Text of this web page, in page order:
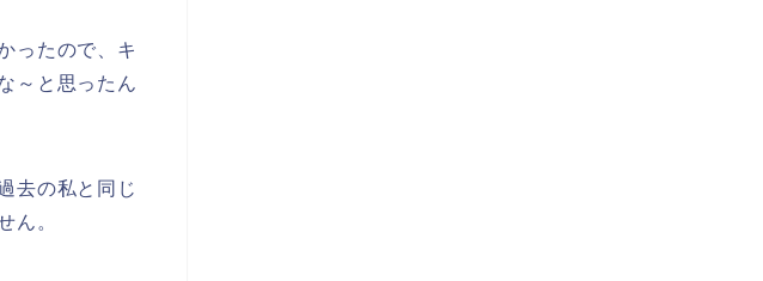
ったので、キ
～と思ったん
去の私と同じ
ん。